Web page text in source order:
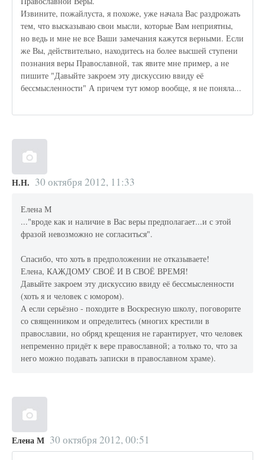
Извините, пожайлуста, я похоже, уже начала Вас раздрожать
тем, что высказываю свои мысли, которые Вам неприятны,
но ведь и мне не все Ваши замечания кажутся верными. Если
же Вы, действительно, находитесь на более высшей ступени
познания веры Православной, так явите мне пример, а не
пишите "Давыйте закроем эту дискуссию ввиду её
бессмысленности" А причем тут юмор вообще, я не поняла...
Н.Н. 30 октября 2012, 11:33
Елена М
..."вроде как и наличие в Вас веры предполагает...и с этой
фразой невозможно не согласиться".
Спасибо, что хоть в предположении не отказываете!
Елена, КАЖДОМУ СВОЁ И В СВОЁ ВРЕМЯ!
Давыйте закроем эту дискуссию ввиду её бессмысленности
(хоть я и человек с юмором).
А если серьёзно - походите в Воскресную школу, поговорите
со священником и определитесь (многих крестили в
православии, но обряд крещения не гарантирует, что человек
непременно придёт к вере православной; а только то, что за
него можно подавать записки в православном храме).
Елена М 30 октября 2012, 00:51